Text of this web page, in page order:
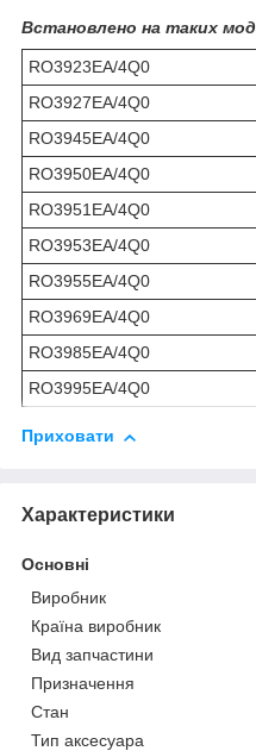
Встановлено на таких
RO3923EA/4Q0
RO3927EA/4Q0
RO3945EA/4Q0
RO3950EA/4Q0
RO3951EA/4Q0
RO3953EA/4Q0
RO3955EA/4Q0
RO3969EA/4Q0
RO3985EA/4Q0
RO3995EA/4Q0
Приховати
Характеристики
Основні
Виробник
Країна виробник
Вид запчастини
Призначення
Стан
Тип аксесуара